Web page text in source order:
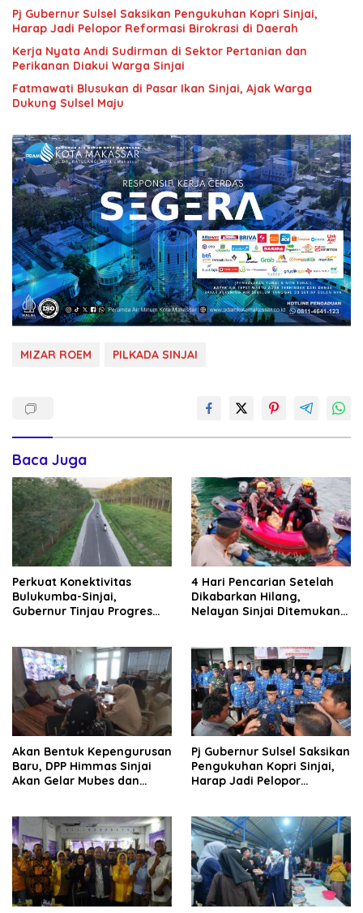
Pj Gubernur Sulsel Saksikan Pengukuhan Kopri Sinjai,
Harap Jadi Pelopor Reformasi Birokrasi di Daerah
Kerja Nyata Andi Sudirman di Sektor Pertanian dan
Perikanan Diakui Warga Sinjai
Fatmawati Blusukan di Pasar Ikan Sinjai, Ajak Warga
Dukung Sulsel Maju
MIZAR ROEM PILKADA SINJAI
Baca Juga
Perkuat Konektivitas
Bulukumba-Sinjai,
Gubernur Tinjau Progres
4 Hari Pencarian Setelah
Dikabarkan Hilang,
Nelayan Sinjai Ditemukan
Akan Bentuk Kepengurusan
Baru, DPP Himmas Sinjai
Akan Gelar Mubes dan
Pj Gubernur Sulsel Saksikan
Pengukuhan Kopri Sinjai,
Harap Jadi Pelopor